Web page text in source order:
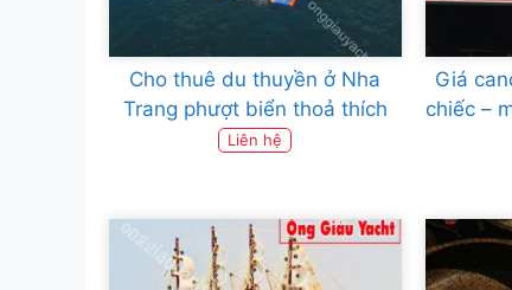
Cho thuê du thuyền ở Nha
Trang phượt biển thoả thích
Liên hệ
Giá
chiếc –